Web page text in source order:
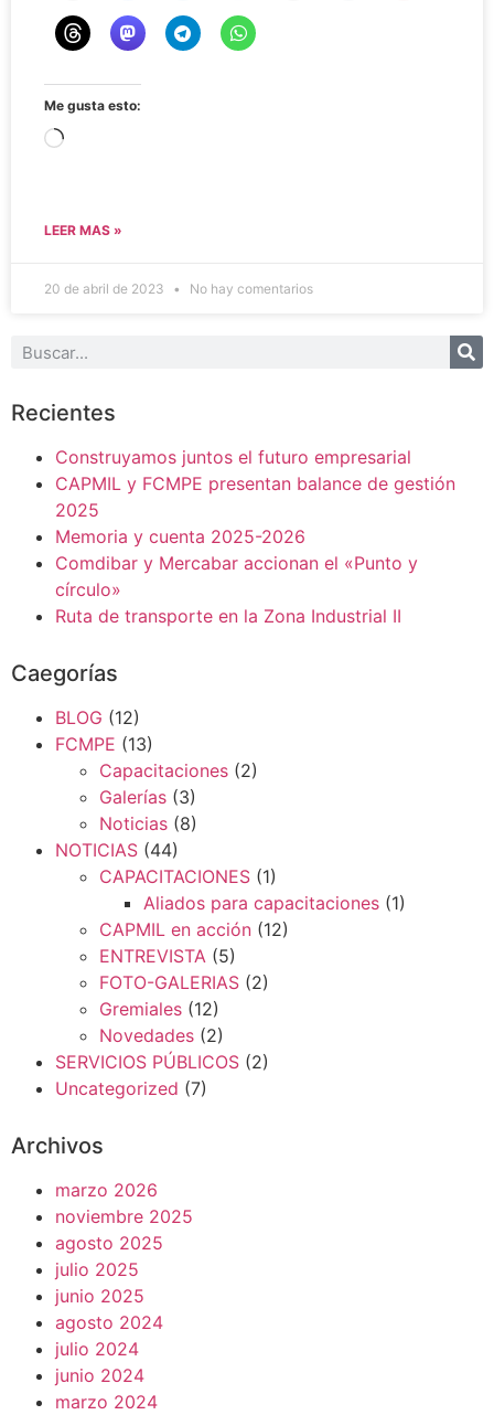
Me gusta esto:
LEER MAS »
20 de abril de 2023 No hay comentarios
Recientes
Construyamos juntos el futuro empresarial
CAPMIL y FCMPE presentan balance de gestión
2025
Memoria y cuenta 2025-2026
Comdibar y Mercabar accionan el «Punto y
círculo»
Ruta de transporte en la Zona Industrial II
Caegorías
BLOG (12)
FCMPE (13)
Capacitaciones (2)
Galerías (3)
Noticias (8)
NOTICIAS (44)
CAPACITACIONES (1)
Aliados para capacitaciones (1)
CAPMIL en acción (12)
ENTREVISTA (5)
FOTO-GALERIAS (2)
Gremiales (12)
Novedades (2)
SERVICIOS PÚBLICOS (2)
Uncategorized (7)
Archivos
marzo 2026
noviembre 2025
agosto 2025
julio 2025
junio 2025
agosto 2024
julio 2024
junio 2024
marzo 2024